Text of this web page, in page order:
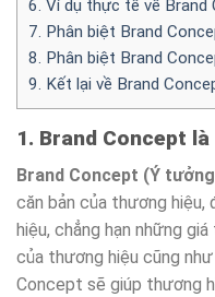
6. Ví dụ thực tế về Brand
7. Phân biệt Brand
8. Phân biệt Brand
9. Kết lại về Brand
1. Brand Concept là
Brand Concept (Ý
căn bản của thương hiệu,
hiệu, chẳng hạn những
của thương hiệu cũng
Concept sẽ giúp thương